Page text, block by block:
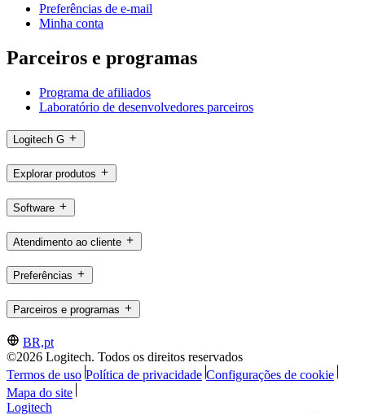
Preferências de e-mail
Minha conta
Parceiros e programas
Programa de afiliados
Laboratório de desenvolvedores parceiros
Logitech G
Explorar produtos
Software
Atendimento ao cliente
Preferências
Parceiros e programas
BR,pt
©2026 Logitech. Todos os direitos reservados
Termos de uso Política de privacidade Configurações de cookie
Mapa do site
Logitech